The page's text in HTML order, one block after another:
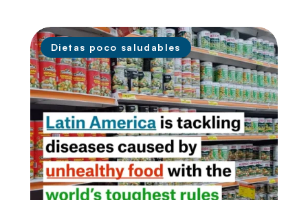
Dietas poco saludables